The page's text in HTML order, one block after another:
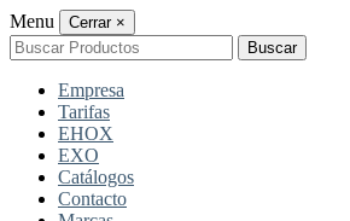
Menu Cerrar ×
Buscar
por:
Buscar
Empresa
Tarifas
EHOX
EXO
Catálogos
Contacto